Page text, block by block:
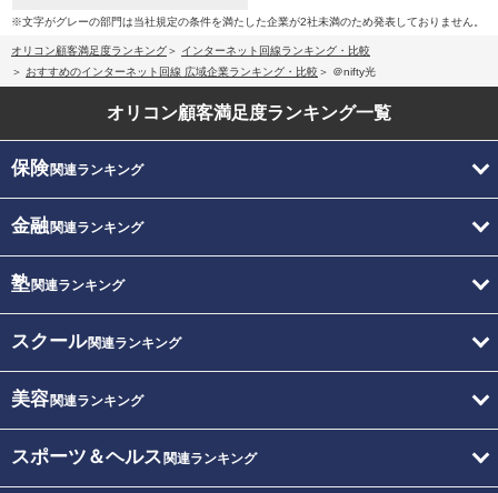
※文字がグレーの部門は当社規定の条件を満たした企業が2社未満のため発表しておりません。
オリコン顧客満足度ランキング
インターネット回線ランキング・比較
おすすめのインターネット回線 広域企業ランキング・比較
＠nifty光
オリコン顧客満足度ランキング一覧
保険関連ランキング
金融関連ランキング
塾関連ランキング
スクール関連ランキング
美容関連ランキング
スポーツ＆ヘルス 関連ランキング